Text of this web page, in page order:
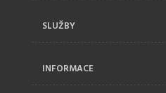
SLUŽBY
INFORMACE